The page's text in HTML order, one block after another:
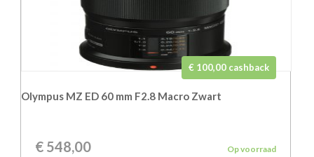
Olympus MZ ED 60 mm F2.8 Macro Zwart
€ 100,00 cashback
€ 548,00
Op voorraad